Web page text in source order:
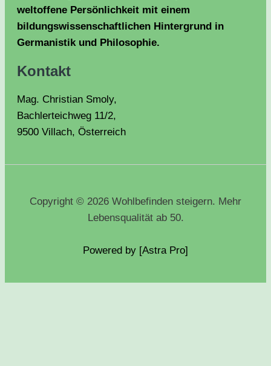
weltoffene Persönlichkeit mit einem
bildungswissenschaftlichen Hintergrund in
Germanistik und Philosophie.
Kontakt
Mag. Christian Smoly,
Bachlerteichweg 11/2,
9500 Villach, Österreich
Copyright © 2026 Wohlbefinden steigern. Mehr
Lebensqualität ab 50.
Powered by [Astra Pro]